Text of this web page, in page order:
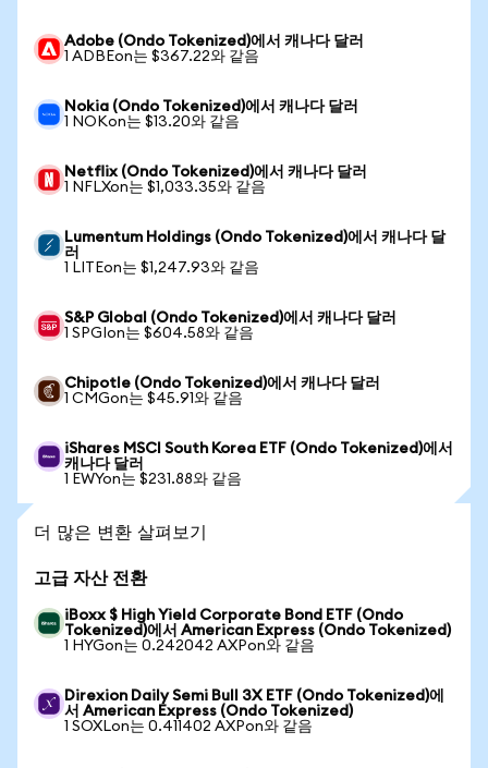
Adobe (Ondo Tokenized)에서 캐나다 달러
1 ADBEon는 $367.22와 같음
Nokia (Ondo Tokenized)에서 캐나다 달러
1 NOKon는 $13.20와 같음
Netflix (Ondo Tokenized)에서 캐나다 달러
1 NFLXon는 $1,033.35와 같음
Lumentum Holdings (Ondo Tokenized)에서 캐나다 달
러
1 LITEon는 $1,247.93와 같음
S&P Global (Ondo Tokenized)에서 캐나다 달러
1 SPGIon는 $604.58와 같음
Chipotle (Ondo Tokenized)에서 캐나다 달러
1 CMGon는 $45.91와 같음
iShares MSCI South Korea ETF (Ondo Tokenized)에서
캐나다 달러
1 EWYon는 $231.88와 같음
더 많은 변환 살펴보기
고급 자산 전환
iBoxx $ High Yield Corporate Bond ETF (Ondo
Tokenized)에서 American Express (Ondo Tokenized)
1 HYGon는 0.242042 AXPon와 같음
Direxion Daily Semi Bull 3X ETF (Ondo Tokenized)에
서 American Express (Ondo Tokenized)
1 SOXLon는 0.411402 AXPon와 같음